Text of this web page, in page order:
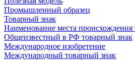
Промышленный образец
Товарный знак
Наименование места происхождения
Общеизвестный в РФ товарный знак
Международное изобретение
Международный товарный знак